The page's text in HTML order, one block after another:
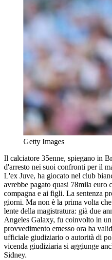
Getty Images
Il calciatore 35enne, spiegano in
d'arresto nei suoi confronti per il
L'ex Juve, ha giocato nel club
avrebbe pagato quasi 78mila euro
compagna e ai figli. La sentenza
giorni. Ma non è la prima volta
lente della magistratura: già due
Angeles Galaxy, fu coinvolto in
provvedimento emesso ora ha
ufficiale giudiziario o autorità di
vicenda giudiziaria si aggiunge
Sidney.